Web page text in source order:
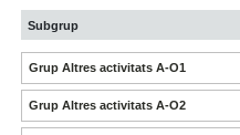
Subgrup
Grup Altres activitats A-O1
Grup Altres activitats A-O2